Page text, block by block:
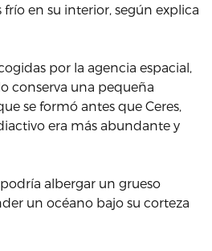
frío en su interior, según explica
por la agencia espacial,
conserva una pequeña
se formó antes que Ceres,
era más abundante y
albergar un grueso
un océano bajo su corteza